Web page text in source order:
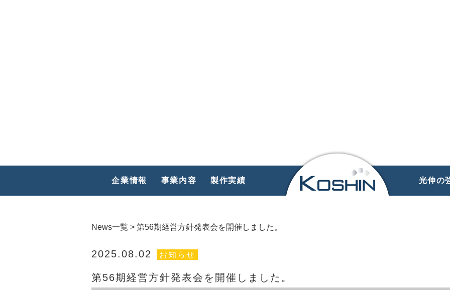
企業情報 事業内容 製作実績 光伸の
機械設計グループ
総務グループ
加工グループ
News一覧 > 第56期経営方針発表会を開催しました。
2025.08.02 お知らせ
第56期経営方針発表会を開催しました。